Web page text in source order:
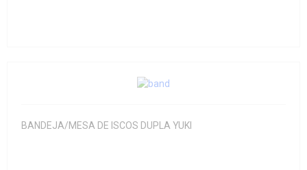
BANDEJA/MESA DE ISCOS DUPLA YUKI